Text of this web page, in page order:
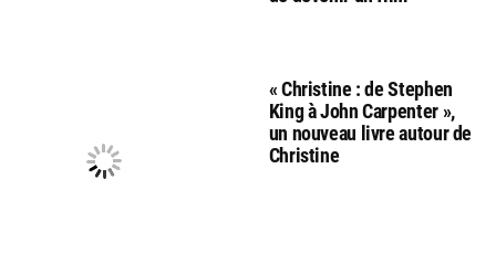
« Christine : de Stephen
King à John Carpenter »,
un nouveau livre autour de
Christine